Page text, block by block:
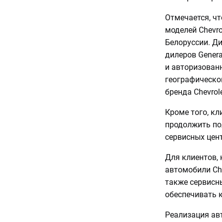
Отмечается,
моделей
Белоруссии.
дилеров
и
бренда
Кроме того,
продолжить
сервисных
Для клиентов,
автомобили
также
обеспечивать
Реализация